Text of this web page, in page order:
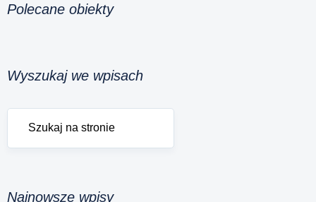
Polecane obiekty
Wyszukaj we wpisach
Najnowsze wpisy